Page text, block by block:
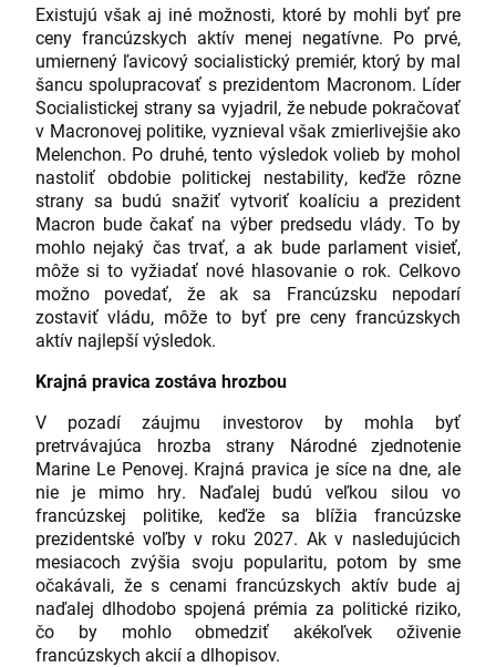
Existujú však aj iné možnosti, ktoré by mohli byť pre
ceny francúzskych aktív menej negatívne. Po prvé,
umiernený ľavicový socialistický premiér, ktorý by mal
šancu spolupracovať s prezidentom Macronom. Líder
Socialistickej strany sa vyjadril, že nebude pokračovať
v Macronovej politike, vyznieval však zmierlivejšie ako
Melenchon. Po druhé, tento výsledok volieb by mohol
nastoliť obdobie politickej nestability, keďže rôzne
strany sa budú snažiť vytvoriť koalíciu a prezident
Macron bude čakať na výber predsedu vlády. To by
mohlo nejaký čas trvať, a ak bude parlament visieť,
môže si to vyžiadať nové hlasovanie o rok. Celkovo
možno povedať, že ak sa Francúzsku nepodarí
zostaviť vládu, môže to byť pre ceny francúzskych
aktív najlepší výsledok.
Krajná pravica zostáva hrozbou
V pozadí záujmu investorov by mohla byť
pretrvávajúca hrozba strany Národné zjednotenie
Marine Le Penovej. Krajná pravica je síce na dne, ale
nie je mimo hry. Naďalej budú veľkou silou vo
francúzskej politike, keďže sa blížia francúzske
prezidentské voľby v roku 2027. Ak v nasledujúcich
mesiacoch zvýšia svoju popularitu, potom by sme
očakávali, že s cenami francúzskych aktív bude aj
naďalej dlhodobo spojená prémia za politické riziko,
čo by mohlo obmedziť akékoľvek oživenie
francúzskych akcií a dlhopisov.